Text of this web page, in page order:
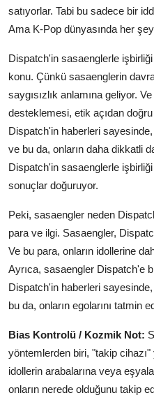
satıyorlar. Tabi bu sadece bir
Ama K-Pop dünyasında her
Dispatch'in sasaenglerle
konu. Çünkü sasaenglerin
saygısızlık anlamına geliyor.
desteklemesi, etik açıdan
Dispatch'in haberleri sayesinde,
ve bu da, onların daha dikkatli
Dispatch'in sasaenglerle
sonuçlar doğuruyor.
Peki, sasaengler neden
para ve ilgi. Sasaengler,
Ve bu para, onların idollerine
Ayrıca, sasaengler Dispatch'e
Dispatch'in haberleri
bu da, onların egolarını tatmin
Bias Kontrolü / Kozmik Not:
yöntemlerden biri, "takip
idollerin arabalarına veya
onların nerede olduğunu takip